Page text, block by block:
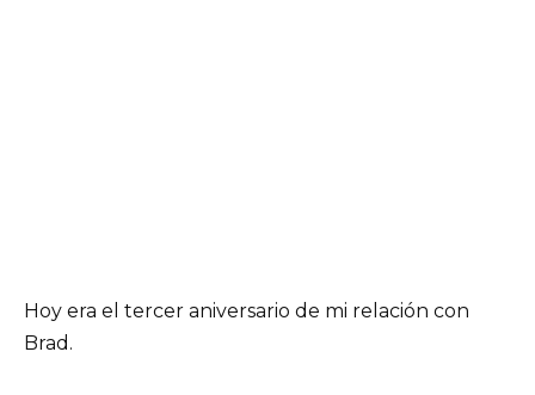
Hoy era el tercer aniversario de mi relación con
Brad.